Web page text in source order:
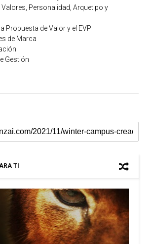
Valores, Personalidad, Arquetipo y
Propuesta de Valor y el EVP
de Marca
Gestión
TI